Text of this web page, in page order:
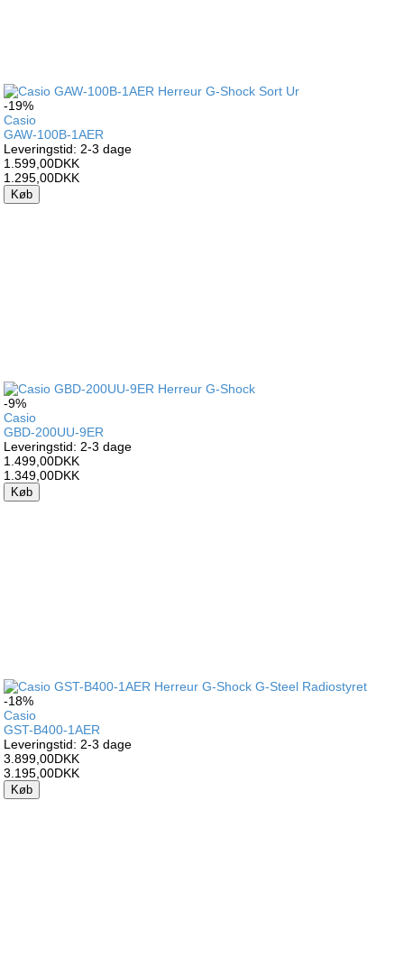
-19%
Casio
GAW-100B-1AER
Leveringstid: 2-3 dage
1.599,00DKK
1.295,00DKK
Køb
-9%
Casio
GBD-200UU-9ER
Leveringstid: 2-3 dage
1.499,00DKK
1.349,00DKK
Køb
-18%
Casio
GST-B400-1AER
Leveringstid: 2-3 dage
3.899,00DKK
3.195,00DKK
Køb